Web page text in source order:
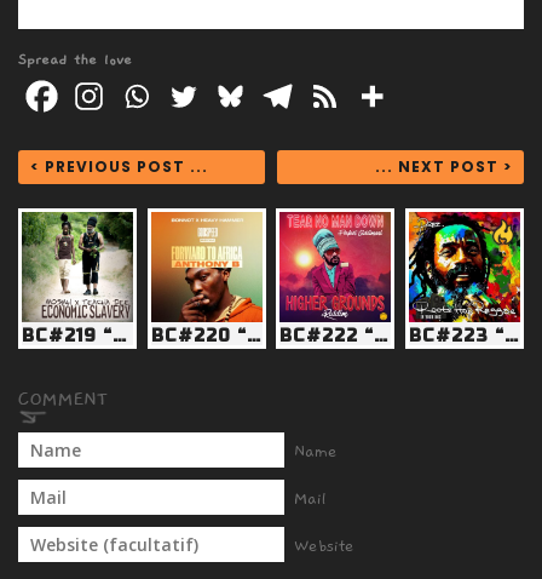
Spread the love
< PREVIOUS POST ... ... NEXT POST >
BC#219 “Bun Up Economic Slavery” BC#220 “Tired of the system” BC#222 “Tired of the Drama” BC#223 “Higher Level Music”
Name
Mail
Website